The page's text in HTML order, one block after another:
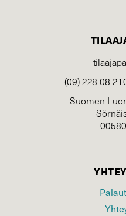
(09) 228 08
Suomen